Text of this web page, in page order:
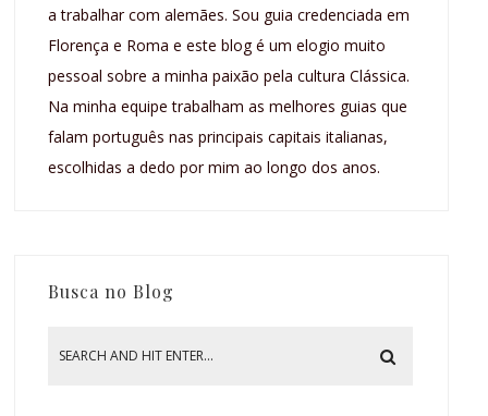
a trabalhar com alemães. Sou guia credenciada em
Florença e Roma e este blog é um elogio muito
pessoal sobre a minha paixão pela cultura Clássica.
Na minha equipe trabalham as melhores guias que
falam português nas principais capitais italianas,
escolhidas a dedo por mim ao longo dos anos.
Busca no Blog